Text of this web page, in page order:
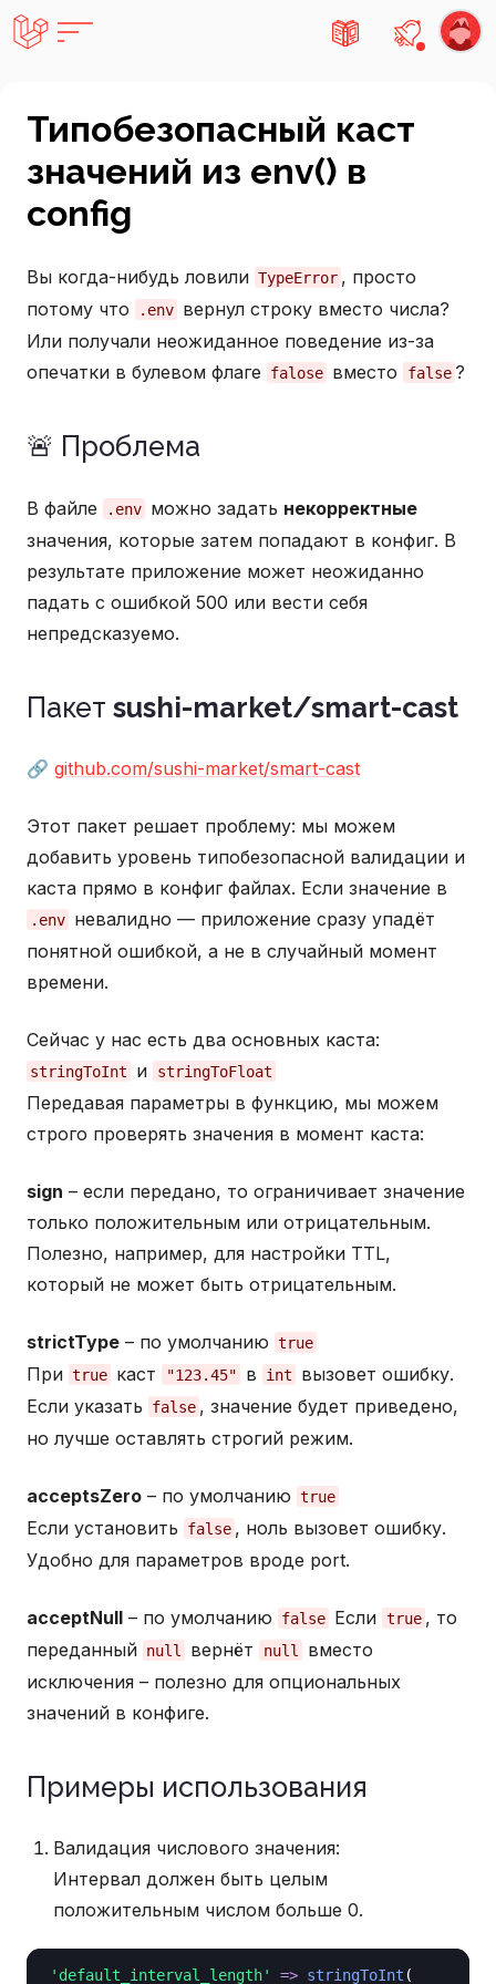
Есть не
Типобезопасный каст
значений из env() в
config
Вы когда-нибудь ловили TypeError , просто
потому что
.env вернул строку вместо числа?
Или получали неожиданное поведение из-за
опечатки в булевом флаге
falose вместо false ?
🚨 Проблема
В файле .env можно задать некорректные
значения, которые затем попадают в конфиг. В
результате приложение может неожиданно
падать с ошибкой 500 или вести себя
непредсказуемо.
Пакет sushi-market/smart-cast
🔗 github.com/sushi-market/smart-cast
Этот пакет решает проблему: мы можем
добавить уровень типобезопасной валидации и
каста прямо в конфиг файлах. Если значение в
.env невалидно — приложение сразу упадёт
понятной ошибкой, а не в случайный момент
времени.
Сейчас у нас есть два основных каста:
stringToInt и stringToFloat
Передавая параметры в функцию, мы можем
строго проверять значения в момент каста:
sign – если передано, то ограничивает значение
только положительным или отрицательным.
Полезно, например, для настройки TTL,
который не может быть отрицательным.
strictType – по умолчанию true
При true каст "123.45" в int
вызовет ошибку.
Если указать
false , значение будет приведено,
но лучше оставлять строгий режим.
acceptsZero – по умолчанию true
Если установить false , ноль вызовет ошибку.
Удобно для параметров вроде port.
acceptNull – по умолчанию false Если true , то
переданный null вернёт null
вместо
исключения – полезно для опциональных
значений в конфиге.
Примеры использования
Валидация числового значения:
Интервал должен быть целым
положительным числом больше 0.
'default_interval_length' => stringToInt (